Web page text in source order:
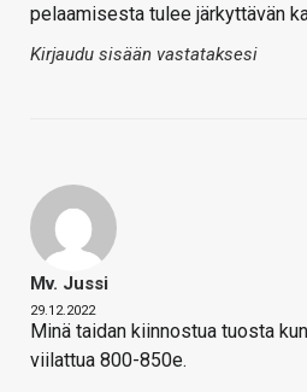
pelaamisesta tulee järkyttävän
Kirjaudu sisään vastataksesi
Mv. Jussi
29.12.2022
Minä taidan kiinnostua tuosta
viilattua 800-850e.